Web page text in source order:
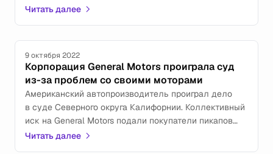
Читать далее
9 октября 2022
Корпорация General Motors проиграла суд
из-за проблем со своими моторами
Американский автопроизводитель проиграл дело
в суде Северного округа Калифорнии. Коллективный
иск на General Motors подали покупатели пикапов
и внедорожников корпорации.
Читать далее